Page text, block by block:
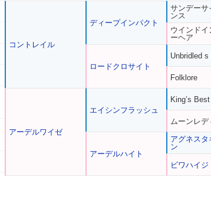
コントレイル
アーデルワイゼ
ディープインパクト
ロードクロサイト
エイシンフラッシュ
アーデルハイト
サンデーサ
ンス
ウインドイ
ーヘア
Unbridled s
Folklore
King’s Best
ムーンレデ
アグネスタ
ン
ビワハイジ